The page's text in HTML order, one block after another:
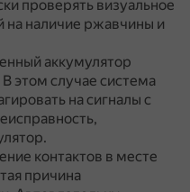
проверять визуальное
на наличие ржавчины и
аккумулятор
В этом случае система
на сигналы с
контактов в месте
причина